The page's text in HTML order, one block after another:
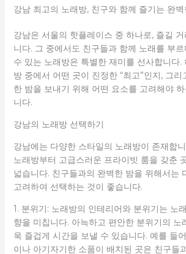
강남 최고의 노래방, 친구와 함께 즐기는 완벽
강남은 서울의 핫플레이스 중 하나로, 즐길
니다. 그 중에서도 친구들과 함께 노래를 부
수 있는 노래방은 특별한 재미를 선사합니다.
방 중에서 어떤 곳이 진정한 “최고”인지, 그
한 밤을 보내기 위해 어떤 요소를 고려해야
니다.
강남의 노래방 선택하기
강남에는 다양한 스타일의 노래방이 존재합
노래방부터 고급스러운 프라이빗 룸을 갖춘
넓습니다. 친구들과의 완벽한 밤을 위해서는
고려하여 선택하는 것이 좋습니다.
1. 분위기: 노래방의 인테리어와 분위기는 노
향을 미칩니다. 아늑하고 편안한 분위기의 노
욱 즐겁게 시간을 보낼 수 있습니다. 예를 들
이나 아기자기한 소품이 배치된 곳은 친구들